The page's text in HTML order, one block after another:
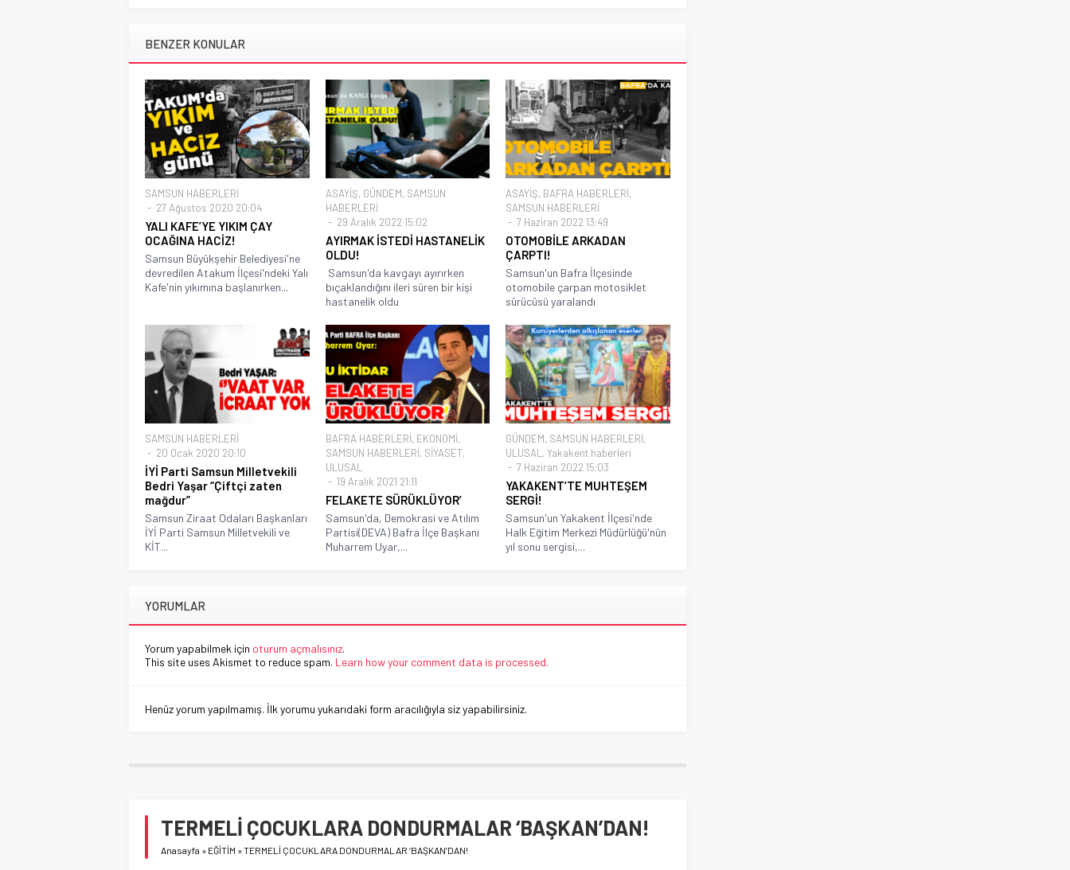
BENZER KONULAR
SAMSUN HABERLERİ
27 Ağustos 2020 20:04
YALI KAFE’YE YIKIM ÇAY
OCAĞINA HACİZ!
Samsun Büyükşehir Belediyesi'ne
devredilen Atakum İlçesi'ndeki Yalı
Kafe'nin yıkımına başlanırken...
ASAYİŞ, GÜNDEM, SAMSUN
HABERLERİ
29 Aralık 2022 15:02
AYIRMAK İSTEDİ HASTANELİK
OLDU!
Samsun'da kavgayı ayırırken
bıçaklandığını ileri süren bir kişi
hastanelik oldu
ASAYİŞ, BAFRA HABERLERİ,
SAMSUN HABERLERİ
7 Haziran 2022 13:49
OTOMOBİLE ARKADAN
ÇARPTI!
Samsun'un Bafra İlçesinde
otomobile çarpan motosiklet
sürücüsü yaralandı
SAMSUN HABERLERİ
20 Ocak 2020 20:10
İYİ Parti Samsun Milletvekili
Bedri Yaşar “Çiftçi zaten
mağdur”
Samsun Ziraat Odaları Başkanları
İYİ Parti Samsun Milletvekili ve
KİT...
BAFRA HABERLERİ, EKONOMİ,
SAMSUN HABERLERİ, SİYASET,
ULUSAL
19 Aralık 2021 21:11
FELAKETE SÜRÜKLÜYOR’
Samsun'da, Demokrasi ve Atılım
Partisi(DEVA) Bafra İlçe Başkanı
Muharrem Uyar,...
GÜNDEM, SAMSUN HABERLERİ,
ULUSAL ,Yakakent haberleri
7 Haziran 2022 15:03
YAKAKENT’TE MUHTEŞEM
SERGİ!
Samsun'un Yakakent İlçesi'nde
Halk Eğitim Merkezi Müdürlüğü'nün
yıl sonu sergisi,...
YORUMLAR
Yorum yapabilmek için oturum açmalısınız.
This site uses Akismet to reduce spam. Learn how your comment data is processed.
Henüz yorum yapılmamış. İlk yorumu yukarıdaki form aracılığıyla siz yapabilirsiniz.
TERMELİ ÇOCUKLARA DONDURMALAR ‘BAŞKAN’DAN!
Anasayfa » EĞİTİM »TERMELİ ÇOCUKLARA DONDURMALAR ‘BAŞKAN’DAN!